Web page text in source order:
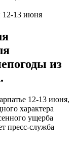
12-13 июня
из
12-13 июня,
характера
ущерба
пресс-служба